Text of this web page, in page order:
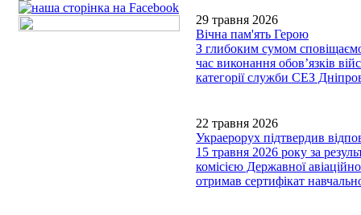
29 травня 2026
Вічна пам'ять Герою
З глибоким сумом
час виконання обов’язків
категорії служби СЕЗ
22 травня 2026
Украерорух підтвердив
15 травня 2026 року за
комісією Державної
отримав сертифікат